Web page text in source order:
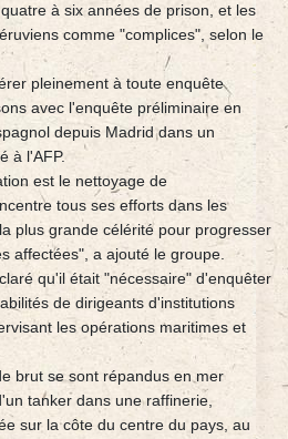
à six années de prison, et les
comme "complices", selon le
pleinement à toute enquête
avec l'enquête préliminaire en
depuis Madrid dans un
à l'AFP.
est le nettoyage de
tous ses efforts dans les
plus grande célérité pour progresser
affectées", a ajouté le groupe.
qu'il était "nécessaire" d'enquêter
de dirigeants d'institutions
les opérations maritimes et
brut se sont répandus en mer
tanker dans une raffinerie,
sur la côte du centre du pays, au